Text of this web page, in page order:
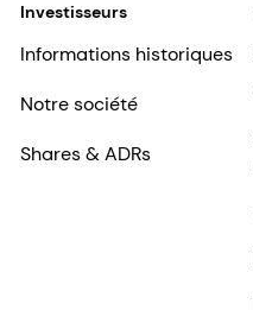
Investisseurs
Informations historiques
Notre société
Shares & ADRs